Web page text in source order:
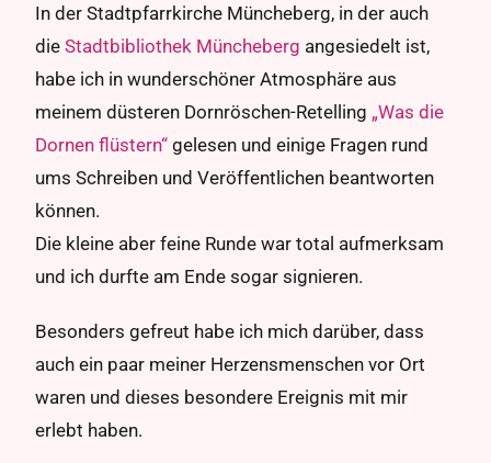
In der Stadtpfarrkirche Müncheberg, in der auch
dieStadtbibliothek Müncheberg angesiedelt ist,
habe ich in wunderschöner Atmosphäre aus
meinem düsteren Dornröschen-Retelling „Was die
Dornen flüstern“ gelesen und einige Fragen rund
ums Schreiben und Veröffentlichen beantworten
können.
Die kleine aber feine Runde war total aufmerksam
und ich durfte am Ende sogar signieren.
Besonders gefreut habe ich mich darüber, dass
auch ein paar meiner Herzensmenschen vor Ort
waren und dieses besondere Ereignis mit mir
erlebt haben.